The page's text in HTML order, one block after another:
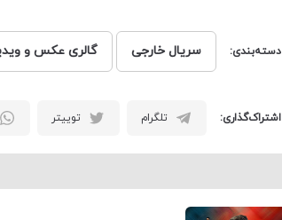
دسته‌بندی: سریال خارجی گالری عکس و
اشتراک‌گذاری: تلگرام توییتر